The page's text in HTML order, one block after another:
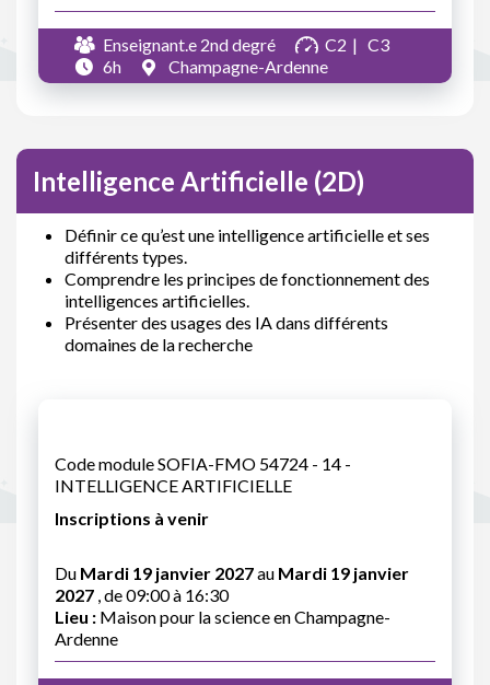
Enseignant.e 2nd degré C2
C3
6h
Champagne-Ardenne
Intelligence Artificielle (2D)
Définir ce qu’est une intelligence artificielle et ses
différents types.
Comprendre les principes de fonctionnement des
intelligences artificielles.
Présenter des usages des IA dans différents
domaines de la recherche
Code module SOFIA-FMO 54724 - 14 -
INTELLIGENCE ARTIFICIELLE
Inscriptions à venir
Du Mardi 19 janvier 2027au Mardi 19 janvier
2027 , de 09:00 à 16:30
Lieu : Maison pour la science en Champagne-
Ardenne